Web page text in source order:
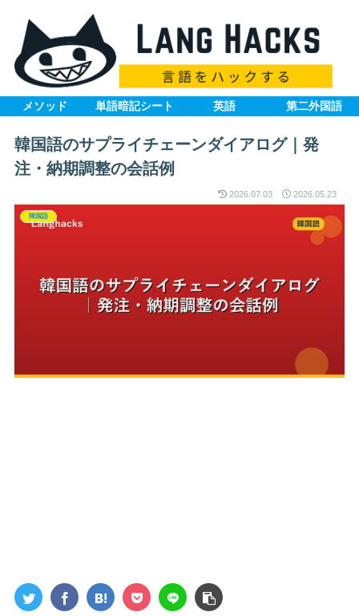
メソッド 単語暗記シート 英語 第二外国語
韓国語のサプライチェーンダイアログ｜発
注・納期調整の会話例
2026.07.03 2026.05.23
韓国語